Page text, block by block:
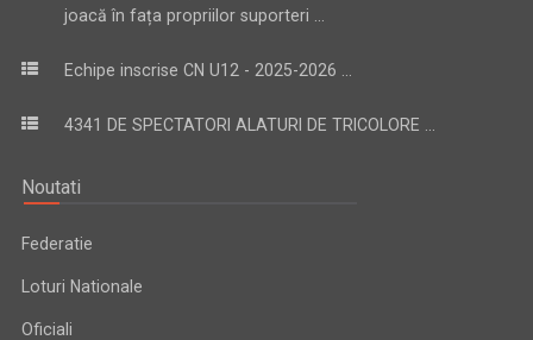
joacă în fața propriilor suporteri ...
Echipe inscrise CN U12 - 2025-2026 ...
4341 DE SPECTATORI ALATURI DE TRICOLORE ...
Noutati
Federatie
Loturi Nationale
Oficiali